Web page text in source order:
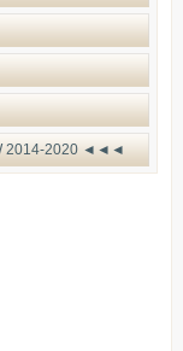
2014-2020 ◄◄◄